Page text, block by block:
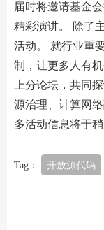
届时将邀请基金
精彩演讲。 除了
活动。 就行业重
制，让更多人有
上分论坛，共同
源治理、计算网
多活动信息将于
Tag： 开放源代码